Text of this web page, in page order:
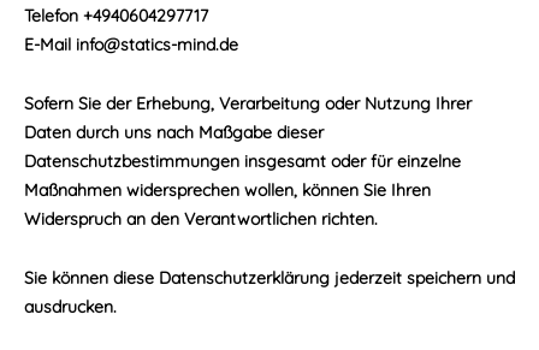
Telefon +4940604297717
E-Mail info@statics-mind.de
Sofern Sie der Erhebung, Verarbeitung oder Nutzung Ihrer
Daten durch uns nach Maßgabe dieser
Datenschutzbestimmungen insgesamt oder für einzelne
Maßnahmen widersprechen wollen, können Sie Ihren
Widerspruch an den Verantwortlichen richten.
Sie können diese Datenschutzerklärung jederzeit speichern und
ausdrucken.